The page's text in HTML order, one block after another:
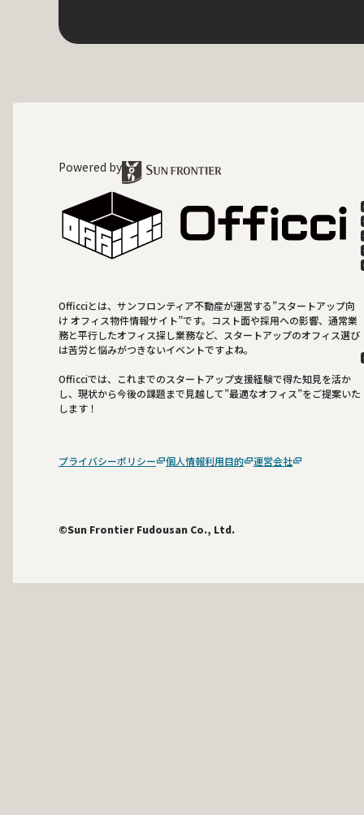
Powered by
Officciとは、サンフロンティア不動産が運営する”スタートアップ向
け オフィス物件情報サイト”です。コスト面や採用への影響、通常業
務と平行したオフィス探し業務など、スタートアップのオフィス選び
は苦労と悩みがつきないイベントですよね。
Officciでは、これまでのスタートアップ支援経験で得た知見を活か
し、現状から今後の課題まで見越して”最適なオフィス”をご提案いた
します！
プライバシーポリシー 個人情報利用目的 運営会社
©Sun Frontier Fudousan Co., Ltd.